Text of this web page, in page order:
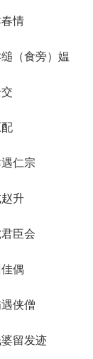
情
（食旁）媪
仁宗
升
臣会
偶
侠僧
留发迹